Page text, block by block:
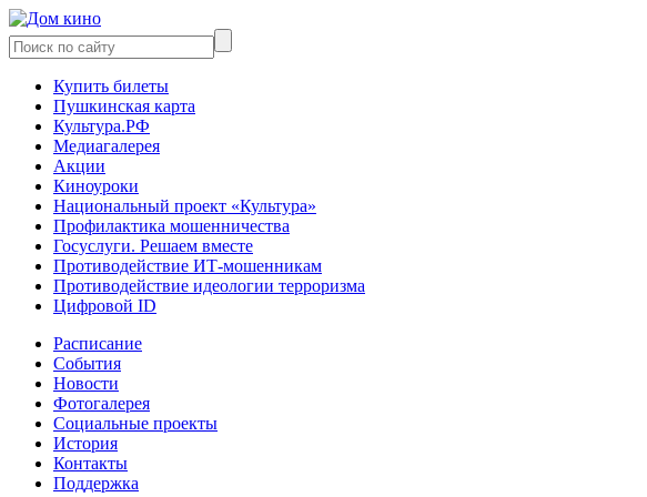
Купить билеты
Пушкинская карта
Культура.РФ
Медиагалерея
Акции
Киноуроки
Национальный проект «Культура»
Профилактика мошенничества
Госуслуги. Решаем вместе
Противодействие ИТ-мошенникам
Противодействие идеологии терроризма
Цифровой ID
Расписание
События
Новости
Фотогалерея
Социальные проекты
История
Контакты
Поддержка